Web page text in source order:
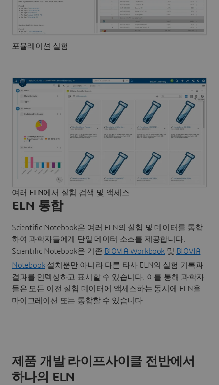
포뮬레이션 실험
ELN 통합
Scientific Notebook은 여러 ELN의 실험 및 데이터를 통합
하여 과학자들에게 단일 데이터 소스를 제공합니다.
Scientific Notebook은 기존 BIOVIA Workbook 및 BIOVIA
Notebook설치뿐만 아니라 다른 타사ELN의 실험 기록과
결과를 인덱싱하고 표시할 수 있습니다. 이를 통해 과학자
들은 모든 이전 실험 데이터에 액세스하는 동시에 ELN을
마이그레이션 또는 통합할 수 있습니다.
여러 ELN에서 실험 검색 및 액세스
제품 개발 라이프사이클 전반에서
하나의 ELN